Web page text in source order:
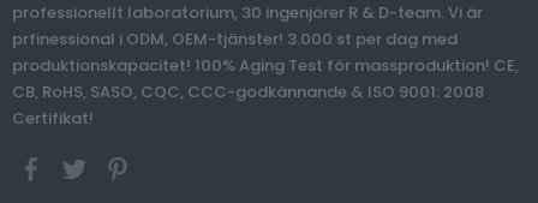
professionellt laboratorium, 30 ingenjörer R & D-team. Vi är
prfinessional i ODM, OEM-tjänster! 3.000 st per dag med
produktionskapacitet! 100% Aging Test för massproduktion! CE,
CB, RoHS, SASO, CQC, CCC-godkännande & ISO 9001: 2008
Certifikat!